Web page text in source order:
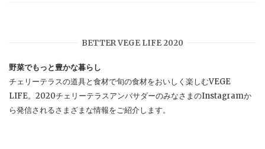
BETTER VEGE LIFE 2020
野菜でもっと豊かな暮らし
チェリーテラスの道具と食材で旬の食材をおいしく楽しむVEGE
LIFE。2020チェリーテラスアンバサダーのみなさまのInstagramか
ら発信されるさまざまな情報をご紹介します。